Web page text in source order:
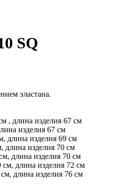
SQ
эластана.
, длина изделия 67 см
изделия 67 см
длина изделия 69 см
изделия 70 см
длина изделия 70 см
длина изделия 72 см
длина изделия 76 см